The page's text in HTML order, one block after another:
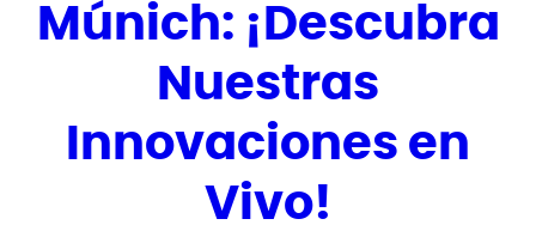
Múnich: ¡Descubra
Nuestras
Innovaciones en
Vivo!